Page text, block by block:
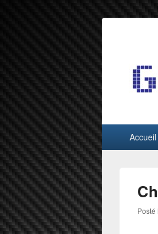
principalAccueil
Posté